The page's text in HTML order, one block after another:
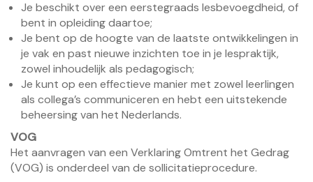
Je beschikt over een eerstegraads lesbevoegdheid, of
bent in opleiding daartoe;
Je bent op de hoogte van de laatste ontwikkelingen in
je vak en past nieuwe inzichten toe in je lespraktijk,
zowel inhoudelijk als pedagogisch;
Je kunt op een effectieve manier met zowel leerlingen
als collega’s communiceren en hebt een uitstekende
beheersing van het Nederlands.
VOG
Het aanvragen van een Verklaring Omtrent het Gedrag
(VOG) is onderdeel van de sollicitatieprocedure.